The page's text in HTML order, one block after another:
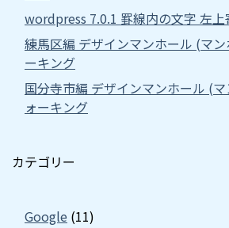
wordpress 7.0.1 罫線内の文字 左上
練馬区編 デザインマンホール (マ
ーキング
国分寺市編 デザインマンホール (
ォーキング
カテゴリー
Google (11)